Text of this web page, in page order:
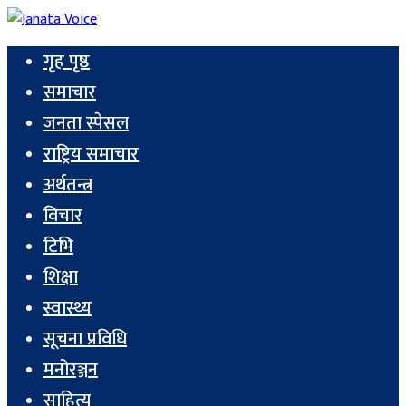
गृह पृष्ठ
समाचार
जनता स्पेसल
राष्ट्रिय समाचार
अर्थतन्त्र
विचार
टिभि
शिक्षा
स्वास्थ्य
सूचना प्रविधि
मनोरञ्जन